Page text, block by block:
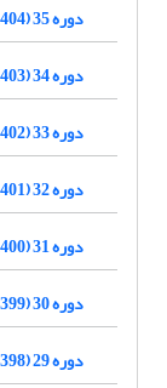
دوره 35 (1404)
دوره 34 (1403)
دوره 33 (1402)
دوره 32 (1401)
دوره 31 (1400)
دوره 30 (1399)
دوره 29 (1398-1399)